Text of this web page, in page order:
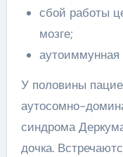
сбой работы
мозге;
аутоиммунная
У половины
аутосомно-
синдрома
дочка.